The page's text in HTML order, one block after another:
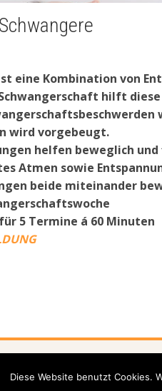
eine Kombination von
hilft
wird vorgebeugt.
helfen beweglich
Atmen sowie
beide miteinander
5 Termine á 60 Minuten
Home Team
Diese Website benutzt Cookies.